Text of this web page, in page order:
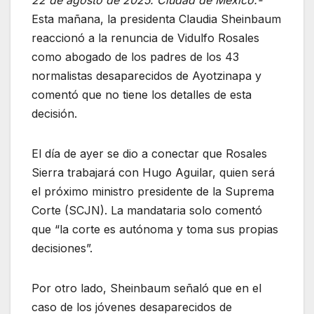
Esta mañana, la presidenta Claudia Sheinbaum
reaccionó a la renuncia de Vidulfo Rosales
como abogado de los padres de los 43
normalistas desaparecidos de Ayotzinapa y
comentó que no tiene los detalles de esta
decisión.
El día de ayer se dio a conectar que Rosales
Sierra trabajará con Hugo Aguilar, quien será
el próximo ministro presidente de la Suprema
Corte (SCJN). La mandataria solo comentó
que “la corte es autónoma y toma sus propias
decisiones”.
Por otro lado, Sheinbaum señaló que en el
caso de los jóvenes desaparecidos de